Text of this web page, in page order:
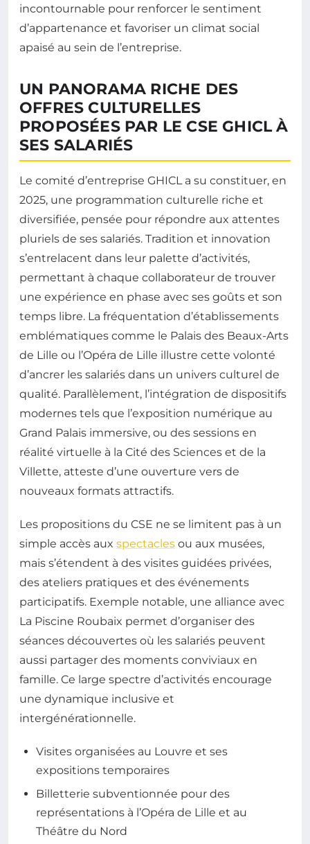
incontournable pour renforcer le sentiment
d’appartenance et favoriser un climat social
apaisé au sein de l’entreprise.
UN PANORAMA RICHE DES
OFFRES CULTURELLES
PROPOSÉES PAR LE CSE GHICL À
SES SALARIÉS
Le comité d’entreprise GHICL a su constituer, en
2025, une programmation culturelle riche et
diversifiée, pensée pour répondre aux attentes
pluriels de ses salariés. Tradition et innovation
s’entrelacent dans leur palette d’activités,
permettant à chaque collaborateur de trouver
une expérience en phase avec ses goûts et son
temps libre. La fréquentation d’établissements
emblématiques comme le Palais des Beaux-Arts
de Lille ou l’Opéra de Lille illustre cette volonté
d’ancrer les salariés dans un univers culturel de
qualité. Parallèlement, l’intégration de dispositifs
modernes tels que l’exposition numérique au
Grand Palais immersive, ou des sessions en
réalité virtuelle à la Cité des Sciences et de la
Villette, atteste d’une ouverture vers de
nouveaux formats attractifs.
Les propositions du CSE ne se limitent pas à un
simple accès aux spectacles ou aux musées,
mais s’étendent à des visites guidées privées,
des ateliers pratiques et des événements
participatifs. Exemple notable, une alliance avec
La Piscine Roubaix permet d’organiser des
séances découvertes où les salariés peuvent
aussi partager des moments conviviaux en
famille. Ce large spectre d’activités encourage
une dynamique inclusive et
intergénérationnelle.
Visites organisées au Louvre et ses
expositions temporaires
Billetterie subventionnée pour des
représentations à l’Opéra de Lille et au
Théâtre du Nord